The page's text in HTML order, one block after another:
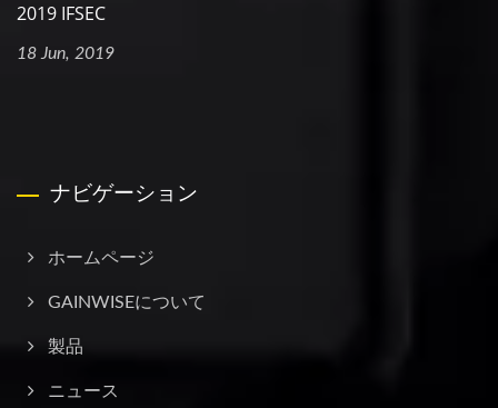
2019 IFSEC
18 Jun, 2019
ナビゲーション
ホームページ
GAINWISEについて
製品
ニュース